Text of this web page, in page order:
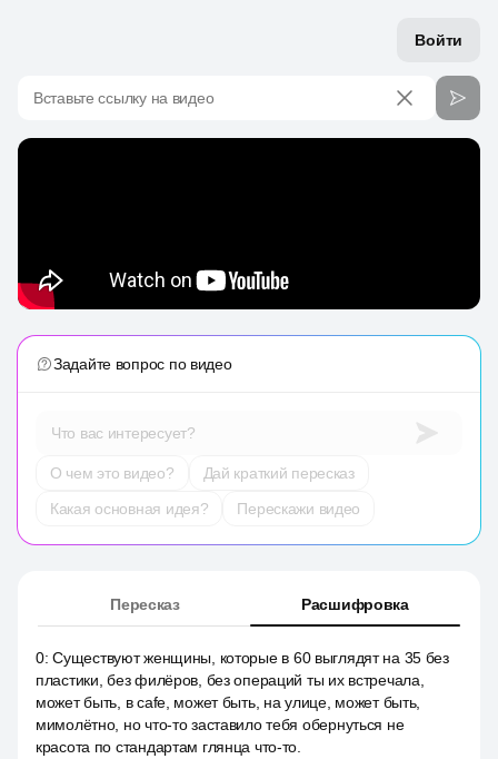
Войти
Вставьте ссылку на видео
Задайте вопрос по видео
Что вас интересует?
О чем это видео?
Дай краткий пересказ
Какая основная идея?
Перескажи видео
Пересказ Расшифровка
0:Существуют женщины, которые в 60 выглядят на 35 без
пластики, без филёров, без операций ты их встречала,
может быть, в cafe, может быть, на улице, может быть,
мимолётно, но что-то заставило тебя обернуться не
красота по стандартам глянца что-то.